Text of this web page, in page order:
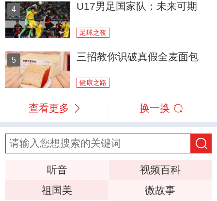
4 U17男足国家队：未来可期
足球之夜
5 三招教你识破真假全麦面包
健康之路
查看更多 换一换
听音
视频百科
祖国美
微故事